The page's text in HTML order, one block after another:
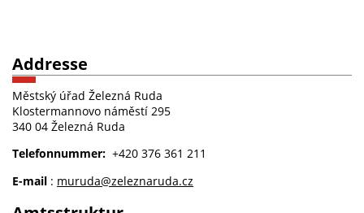
Addresse
Městský úřad Železná Ruda
Klostermannovo náměstí 295
340 04 Železná Ruda
Telefonnummer: +420 376 361 211
E-mail : muruda@zeleznaruda.cz